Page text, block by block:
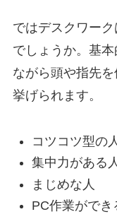
ではデスクワー
でしょうか。基
ながら頭や指先
挙げられます。
コツコツ型の
集中力がある
まじめな人
PC作業ができ